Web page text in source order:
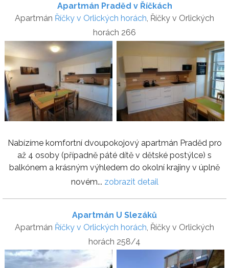
Apartmán Praděd v Říčkách
Apartmán Říčky v Orlických horách, Říčky v Orlických
horách 266
Nabízíme komfortní dvoupokojový apartmán Praděd pro
až 4 osoby (případně páté dítě v dětské postýlce) s
balkónem a krásným výhledem do okolní krajiny v úplně
novém... zobrazit detail
Apartmán U Slezáků
Apartmán Říčky v Orlických horách , Říčky v Orlických
horách 258/4